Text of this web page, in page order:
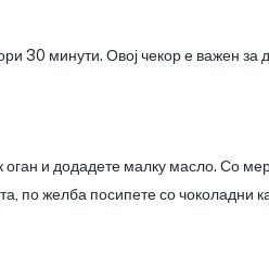
30 минути. Овој чекор е важен
оган и додадете малку масло. Со
по желба посипете со чоколадни